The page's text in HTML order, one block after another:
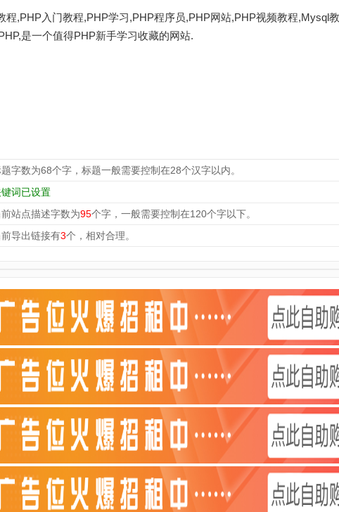
程,PHP入门教程,PHP学习,PHP程序员,PHP网站,PHP视频教程,Mysql
是一个值得PHP新手学习收藏的网站.
字数为68个字，标题一般需要控制在28个汉字以内。
键词已设置
前站点描述字数为95个字，一般需要控制在120个字以下。
前导出链接有3个，相对合理。